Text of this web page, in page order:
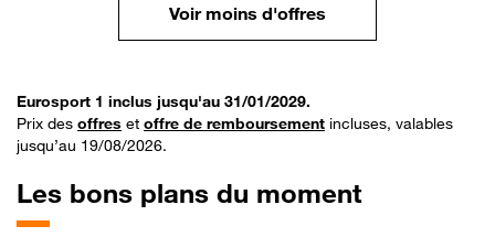
Voir moins d'offres
Eurosport 1 inclus jusqu'au 31/01/2029.
Prix des offres et offre de remboursement incluses, valables
jusqu’au 19/08/2026.
Les bons plans du moment